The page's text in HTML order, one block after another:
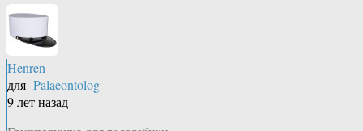
Henren
для Palaeontolog
9 лет назад